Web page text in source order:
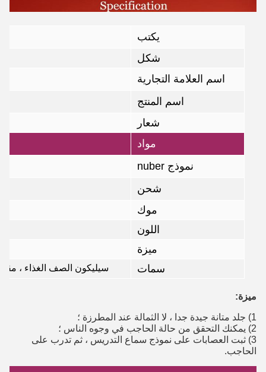
يكتب
شكل
اسم العلامة التجارية
اسم المنتج
شعار
مواد
نموذج nuber
شحن
موك
اللون
ميزة
سمات
سيليكون الصف الغذاء ،
ميزة:
1) جلد متانة جيدة جدا ، لا الثمالة عند المطرزة ؛
2) يمكنك التحقق من حالة الحاجب في وجوه الناس ؛
3) ثبت العصابات على نموذج سماع التدريس ، ثم تدرب على
الحاجب.